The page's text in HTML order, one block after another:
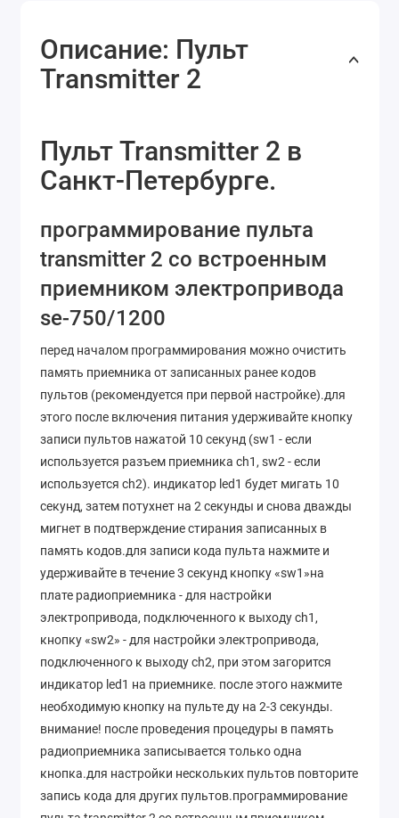
Описание: Пульт
Transmitter 2
Пульт Transmitter 2 в
Санкт-Петербурге.
программирование пульта
transmitter 2 со встроенным
приемником электропривода
se-750/1200
перед началом программирования можно очистить
память приемника от записанных ранее кодов
пультов (рекомендуется при первой настройке).для
этого после включения питания удерживайте кнопку
записи пультов нажатой 10 секунд (sw1 - если
используется разъем приемника ch1, sw2 - если
используется ch2). индикатор led1 будет мигать 10
секунд, затем потухнет на 2 секунды и снова дважды
мигнет в подтверждение стирания записанных в
память кодов.для записи кода пульта нажмите и
удерживайте в течение 3 секунд кнопку «sw1»на
плате радиоприемника - для настройки
электропривода, подключенного к выходу ch1,
кнопку «sw2» - для настройки электропривода,
подключенного к выходу ch2, при этом загорится
индикатор led1 на приемнике. после этого нажмите
необходимую кнопку на пульте ду на 2-3 секунды.
внимание! после проведения процедуры в память
радиоприемника записывается только одна
кнопка.для настройки нескольких пультов повторите
запись кода для других пультов.программирование